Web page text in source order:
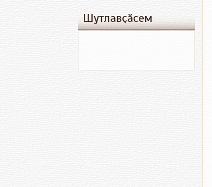
Шутлавҫӑсем